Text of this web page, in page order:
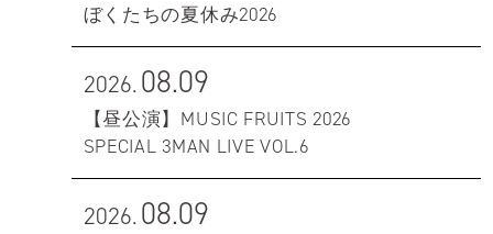
ぼくたちの夏休み2026
2026.08.09
【昼公演】MUSIC FRUITS 2026
SPECIAL 3MAN LIVE VOL.6
2026.08.09